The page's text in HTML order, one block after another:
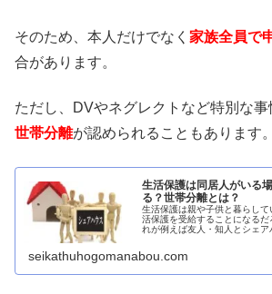
そのため、本人だけでなく 家族全員で
合があります。
ただし、DVやネグレクトなど特別な事
世帯分離が認められることもあります。
生活保護は同居人がいる
る？世帯分離とは？
生活保護は親や子供と暮らし
活保護を受給することになる
れが例えば友人・知人とシェ
seikathuhogomanabou.com